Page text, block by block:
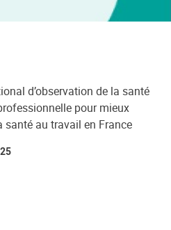
d’observation de la santé
pour mieux
santé au travail en France